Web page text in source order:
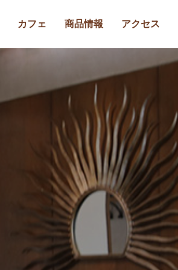
カフェ 商品情報 アクセス